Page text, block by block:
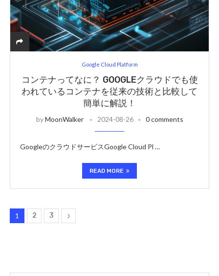
Google Cloud Platform
コンテナってなに？ GOOGLEクラウドでも使
われているコンテナを従来の技術と比較して
簡単に解説！
byMoonWalker 2024-08-26 0 comments
GoogleのクラウドサービスGoogle Cloud Pl …
READ MORE
1 2 3